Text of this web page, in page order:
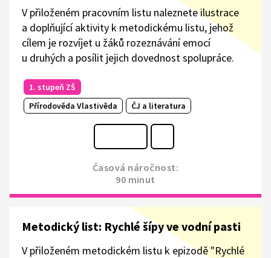
V přiloženém pracovním listu naleznete ilustrace
a doplňující aktivity k metodickému listu, jehož
cílem je rozvíjet u žáků rozeznávání emocí
u druhých a posílit jejich dovednost spolupráce.
1. stupeň ZŠ
Přírodověda Vlastivěda
ČJ a literatura
Časová náročnost:
90 minut
Metodický list: Rychlé šípy ve vodní pasti
V přiloženém metodickém listu k epizodě "Rychlé